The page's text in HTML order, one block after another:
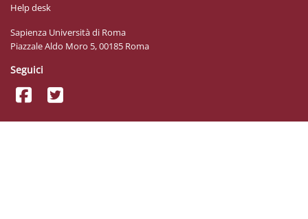
Help desk
Sapienza Università di Roma
Piazzale Aldo Moro 5, 00185 Roma
Seguici